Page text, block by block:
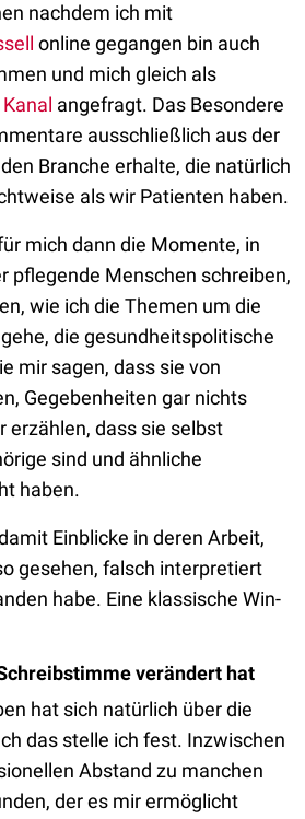
nachdem ich mit
online gegangen bin auch
und mich gleich als
Kanal angefragt. Das Besondere
ausschließlich aus der
Branche erhalte, die natürlich
als wir Patienten haben.
mich dann die Momente, in
pflegende Menschen schreiben,
wie ich die Themen um die
die gesundheitspolitische
mir sagen, dass sie von
Gegebenheiten gar nichts
erzählen, dass sie selbst
sind und ähnliche
haben.
Einblicke in deren Arbeit,
gesehen, falsch interpretiert
habe. Eine klassische Win-
verändert hat
hat sich natürlich über die
das stelle ich fest. Inzwischen
Abstand zu manchen
der es mir ermöglicht